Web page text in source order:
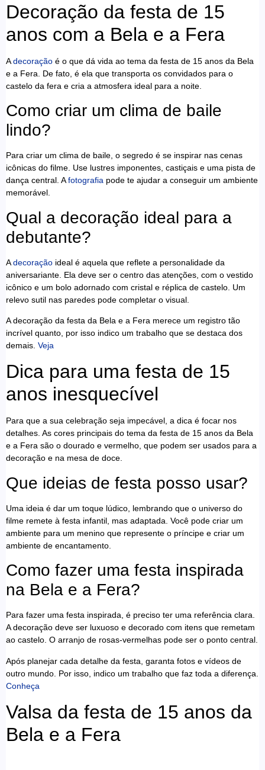
Decoração da festa de 15
anos com a Bela e a Fera
Adecoração é o que dá vida ao tema da festa de 15 anos da Bela
e a Fera. De fato, é ela que transporta os convidados para o
castelo da fera e cria a atmosfera ideal para a noite.
Como criar um clima de baile
lindo?
Para criar um clima de baile, o segredo é se inspirar nas cenas
icônicas do filme. Use lustres imponentes, castiçais e uma pista de
dança central. Afotografia pode te ajudar a conseguir um ambiente
memorável.
Qual a decoração ideal para a
debutante?
Adecoração ideal é aquela que reflete a personalidade da
aniversariante. Ela deve ser o centro das atenções, com o vestido
icônico e um bolo adornado com cristal e réplica de castelo. Um
relevo sutil nas paredes pode completar o visual.
A decoração da festa da Bela e a Fera merece um registro tão
incrível quanto, por isso indico um trabalho que se destaca dos
demais. Veja
Dica para uma festa de 15
anos inesquecível
Para que a sua celebração seja impecável, a dica é focar nos
detalhes. As cores principais do tema da festa de 15 anos da Bela
e a Fera são o dourado e vermelho, que podem ser usados para a
decoração e na mesa de doce.
Que ideias de festa posso usar?
Uma ideia é dar um toque lúdico, lembrando que o universo do
filme remete à festa infantil, mas adaptada. Você pode criar um
ambiente para um menino que represente o príncipe e criar um
ambiente de encantamento.
Como fazer uma festa inspirada
na Bela e a Fera?
Para fazer uma festa inspirada, é preciso ter uma referência clara.
A decoração deve ser luxuoso e decorado com itens que remetam
ao castelo. O arranjo de rosas-vermelhas pode ser o ponto central.
Após planejar cada detalhe da festa, garanta fotos e vídeos de
outro mundo. Por isso, indico um trabalho que faz toda a diferença.
Conheça
Valsa da festa de 15 anos da
Bela e a Fera